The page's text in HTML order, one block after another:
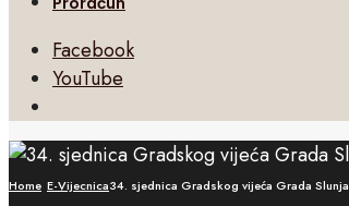
Facebook
YouTube
Search
Window
Home E-Vijecnica34. sjednica Gradskog vijeća Grada Slunja